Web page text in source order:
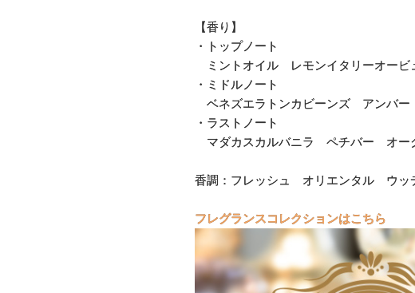
【香り】
・トップノート
ミントオイル レモンイタリーオー
・ミドルノート
ベネズエラトンカビーンズ アンバ
・ラストノート
マダカスカルバニラ ペチバー オー
香調：フレッシュ オリエンタル ウッ
フレグランスコレクションはこちら